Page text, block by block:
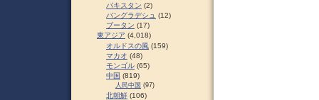
パキスタン (2)
バングラデシュ (12)
ブータン (17)
東アジア (4,018)
オルドスの風 (159)
マカオ (48)
モンゴル (65)
中国 (819)
人民中国 (97)
北朝鮮 (106)